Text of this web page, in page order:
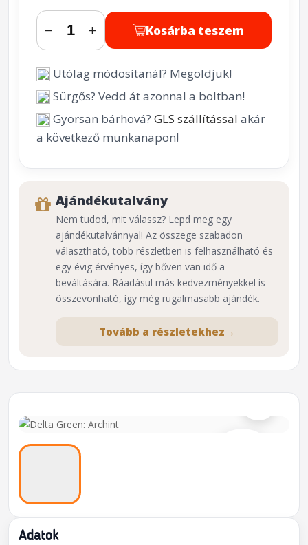
⌕
Adatok
− + Kosárba teszem
Utólag módosítanál? Megoldjuk!
Sürgős? Vedd át azonnal a boltban!
Gyorsan bárhová? GLS szállítással akár
a következő munkanapon!
Ajándékutalvány
Nem tudod, mit válassz? Lepd meg egy
ajándékutalvánnyal! Az összege szabadon
választható, több részletben is felhasználható és
egy évig érvényes, így bőven van idő a
beváltására. Ráadásul más kedvezményekkel is
összevonható, így még rugalmasabb ajándék.
Tovább a részletekhez →